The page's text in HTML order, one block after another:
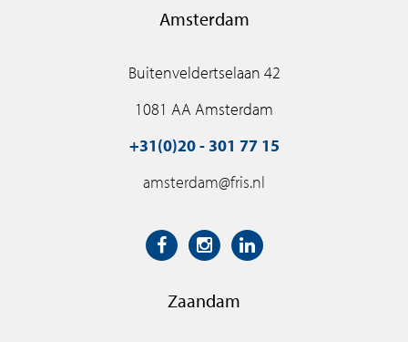
Amsterdam
Buitenveldertselaan 42
1081 AA Amsterdam
+31(0)20 - 301 77 15
amsterdam@fris.nl
Zaandam